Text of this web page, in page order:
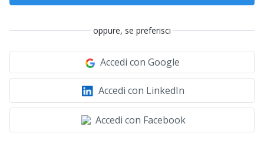
oppure, se preferisci
Accedi con Google
Accedi con LinkedIn
Accedi con Facebook